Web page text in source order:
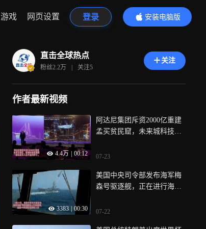
游戏 网页设置 登录
安装电脑版
内容更精彩
直击全球热点
粉丝2.2万 | 关注5
关注
作者最新视频
4.4万 00:12
阿达尼集团斥资2000亿重建
孟买贫民窟，未来城科技感
07-23
3383 00:30
美国中央司令部发布海军梅
森号驱逐舰，正在进行海上
母清晰入镜
07-22